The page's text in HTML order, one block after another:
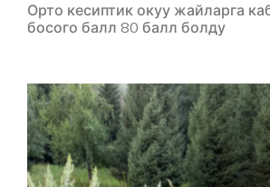
Орто кесиптик окуу жайларга
босого балл 80 балл болду